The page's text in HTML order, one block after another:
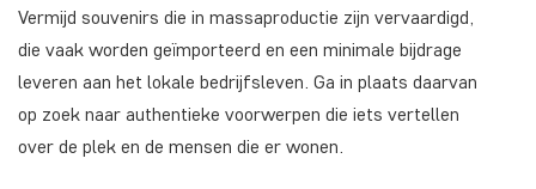
Vermijd souvenirs die in massaproductie zijn vervaardigd,
die vaak worden geïmporteerd en een minimale bijdrage
leveren aan het lokale bedrijfsleven. Ga in plaats daarvan
op zoek naar authentieke voorwerpen die iets vertellen
over de plek en de mensen die er wonen.